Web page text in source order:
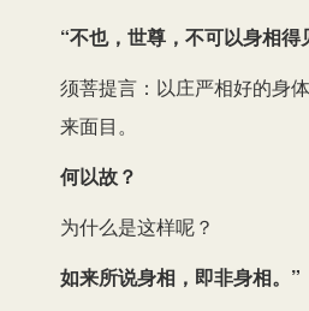
“不也，世尊，不可以身相得
须菩提言：以庄严相好的身
来面目。
何以故？
为什么是这样呢？
如来所说身相，即非身相。”